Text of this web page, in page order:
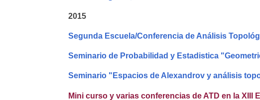
2015
Segunda Escuela/Conferencia de Análisis
Seminario de Probabilidad y Estadistica
Seminario "Espacios de Alexandrov y análisis
Mini curso y varias conferencias de ATD en la